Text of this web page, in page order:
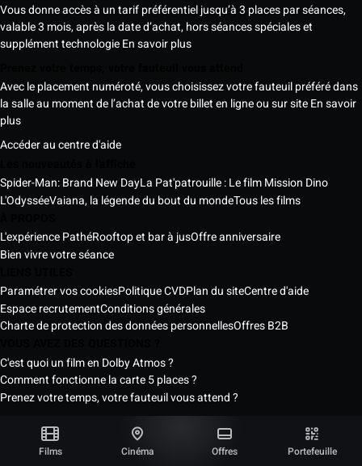
Films Cinéma Offres Portefeuille
Vous donne accès à un tarif préférentiel jusqu’à 3 places par séances,
valable 3 mois, après la date d’achat, hors séances spéciales et
supplément technologieEn savoir plus
Avec le placement numéroté, vous choisissez votre fauteuil préféré dans
la salle au moment de l’achat de votre billet en ligne ou sur siteEn savoir
plus
Accéder au centre d'aide
Spider-Man: Brand New DayLa Pat'patrouille : Le film Mission Dino
L'OdysséeVaiana, la légende du bout du mondeTous les films
L'expérience PathéRooftop et bar à jusOffre anniversaire
Bien vivre votre séance
Paramétrer vos cookiesPolitique CVDPlan du siteCentre d'aide
Espace recrutementConditions générales
Charte de protection des données personnellesOffres B2B
C'est quoi un film en Dolby Atmos ?
Comment fonctionne la carte 5 places ?
Prenez votre temps, votre fauteuil vous attend ?
Les Cinémas Pathé Sénégal © 2026
Tous droits réservés ®